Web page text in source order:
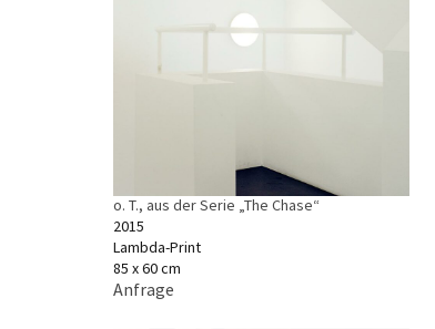
o. T., aus der Serie „The Chase“
2015
Lambda-Print
85 x 60 cm
Anfrage